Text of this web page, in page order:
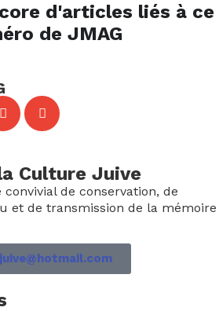
d'articles liés à ce
de JMAG
Culture Juive
de conservation, de
et de transmission de la mémoire